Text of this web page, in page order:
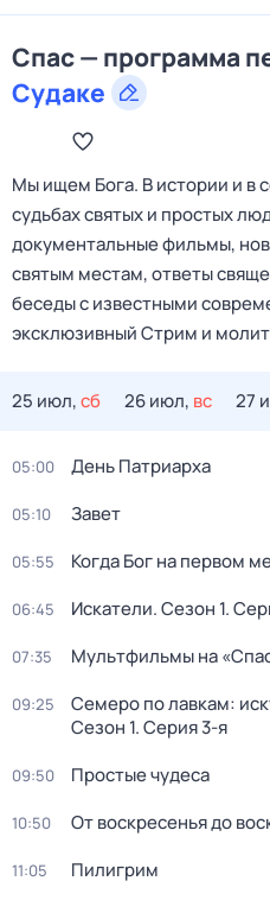
Спас — программа
Судаке
Мы ищем Бога. В истории и в
судьбах святых и простых
документальные фильмы,
святым местам, ответы
беседы с известными
эксклюзивный Стрим и
25 июл,сб 26 июл, вс 27
05:00 День Патриарха
05:10 Зaвeт
05:55 Когда Бог на первом
06:45 Искатели. Сезон 1.
07:35 Мультфильмы на
09:25 Семеро по лавкам:
Сезон 1. Серия 3-я
09:50 Простые чудеса
10:50 От воскресенья до
11:05 Пилигрим